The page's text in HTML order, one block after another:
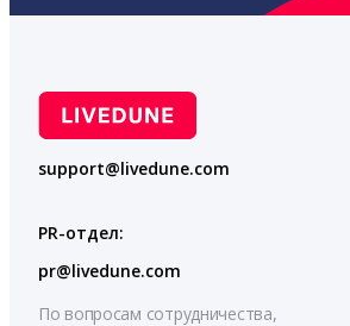
support@livedune.com
PR-отдел:
pr@livedune.com
По вопросам сотрудничества,